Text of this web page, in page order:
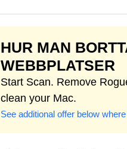
HUR MAN
WEBBPLATSER
Start Scan. Remove
clean your Mac.
See additional offer below